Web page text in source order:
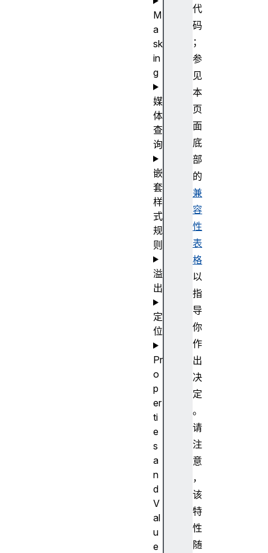
代
码
；
参
见
本
页
面
底
部
的
兼
容
性
表
格
以
指
导
你
作
出
决
定
。
请
注
意
，
该
特
性
随
M
a
sk
in
g
媒
体
查
询
嵌
套
样
式
规
则
溢
出
定
位
Pr
o
p
er
ti
e
s
a
n
d
V
al
u
e